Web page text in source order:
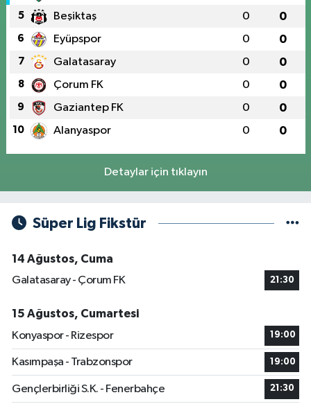
5 Beşiktaş 0 0
6 Eyüpspor 0 0
7 Galatasaray 0 0
8 Çorum FK 0 0
9 Gaziantep FK 0 0
10 Alanyaspor 0 0
Detaylar için tıklayın
Süper Lig Fikstür
14 Ağustos, Cuma
Galatasaray - Çorum FK
21:30
15 Ağustos, Cumartesi
Konyaspor - Rizespor
19:00
Kasımpaşa - Trabzonspor 19:00
Gençlerbirliği S.K. - Fenerbahçe 21:30